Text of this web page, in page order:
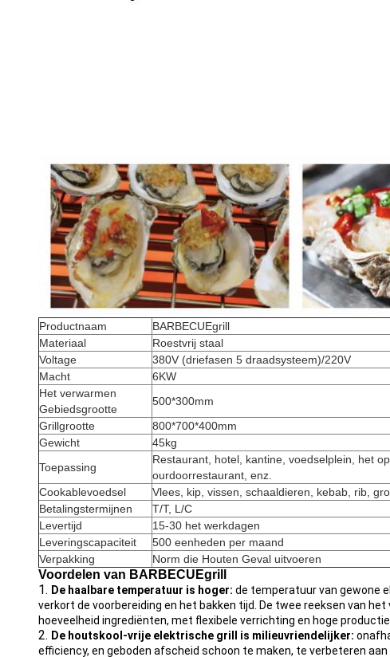
Productnaam
BARBECUEgrill
Materiaal
Roestvrij staal
Voltage
380V (driefasen 5 draadsysteem)/220V
Macht
6KW
Het verwarmen
Gebiedsgrootte
500*300mm
Grillgrootte
800*700*400mm
Gewicht
45kg
Toepassing
Restaurant, hotel, kantine, voedselplein, het
ourdoorrestaurant, enz.
Cookablevoedsel
Vlees, kip, vissen, schaaldieren, kebab, rib,
Betalingstermijnen
T/T, L/C
Levertijd
15-30 het werkdagen
Leveringscapaciteit
500 eenheden per maand
Verpakking
Norm die Houten Geval uitvoeren
Voordelen van BARBECUEgrill
1. De haalbare temperatuur is hoger: de temperatuur van gewone
verkort de voorbereiding en het bakken tijd. De twee reeksen van
hoeveelheid ingrediënten, met flexibele verrichting en hoge
2. De houtskool-vrije elektrische grill is milieuvriendelijker:
efficiency, en geboden afscheid schoon te maken, te verbeteren